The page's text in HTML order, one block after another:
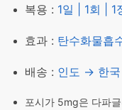
복용 : 1일 | 1회 | 1
효과 : 탄수화물흡
배송 : 인도 → 한국
포시가 5mg은 다파